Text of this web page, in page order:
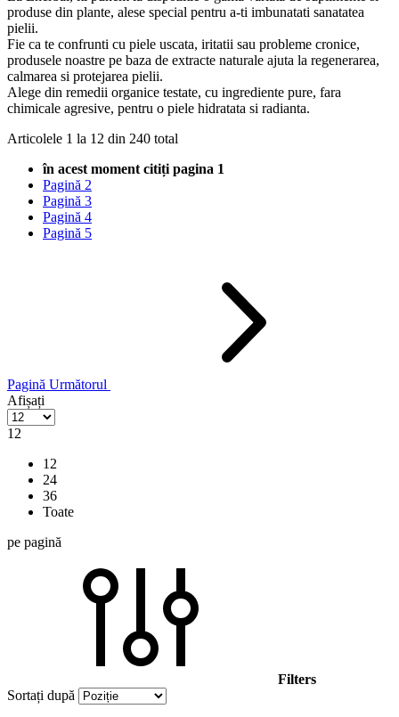
produse din plante, alese special pentru a-ti imbunatati sanatatea
pielii.
Fie ca te confrunti cu piele uscata, iritatii sau probleme cronice,
produsele noastre pe baza de extracte naturale ajuta la regenerarea,
calmarea si protejarea pielii.
Alege din remedii organice testate, cu ingrediente pure, fara
chimicale agresive, pentru o piele hidratata si radianta.
Articolele 1 la 12 din 240 total
în acest moment citiți pagina 1
Pagină 2
Pagină 3
Pagină 4
Pagină 5
Pagină Următorul
Afișați
12
12
24
36
Toate
pe pagină
Filters
Sortați după